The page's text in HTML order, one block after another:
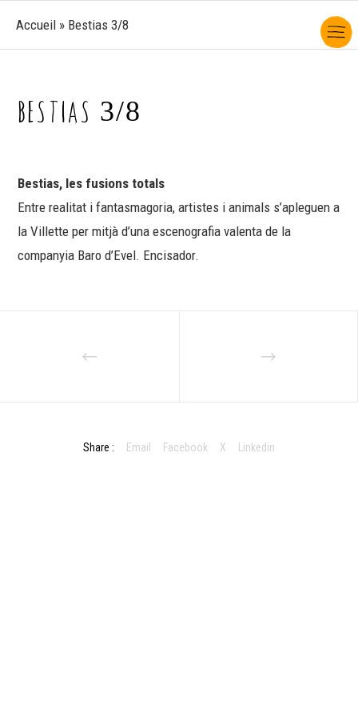
Accueil » Bestias 3/8
BESTIAS 3/8
Bestias, les fusions totals
Entre realitat i fantasmagoria, artistes i animals s’apleguen a
la Villette per mitjà d’una escenografia valenta de la
companyia Baro d’Evel. Encisador.
Share : Email Facebook X Linkedin